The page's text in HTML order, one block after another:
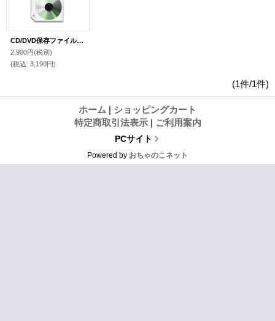
CD/DVD保存ファイル4ｘ10
2,900円(税別)
(税込: 3,190円)
(1件/1件)
ホーム | ショッピングカート
特定商取引法表示 | ご利用案内
PCサイト
Powered by おちゃのこネット